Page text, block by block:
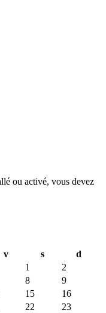
ou activé, vous devez
v s
d
1
2
8
9
15
16
22 23